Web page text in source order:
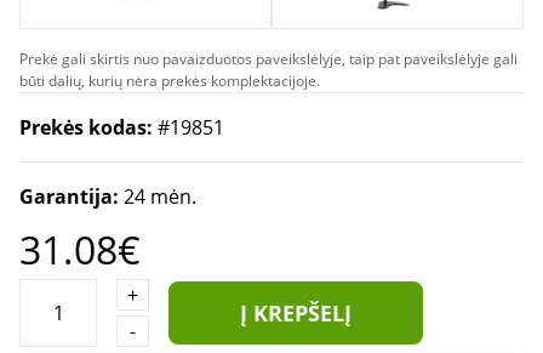
Prekė gali skirtis nuo pavaizduotos paveikslėlyje, taip pat paveikslėlyje gali
būti dalių, kurių nėra prekės komplektacijoje.
Prekės kodas: #19851
Garantija: 24 mėn.
31.08€
+
-
Į KREPŠELĮ